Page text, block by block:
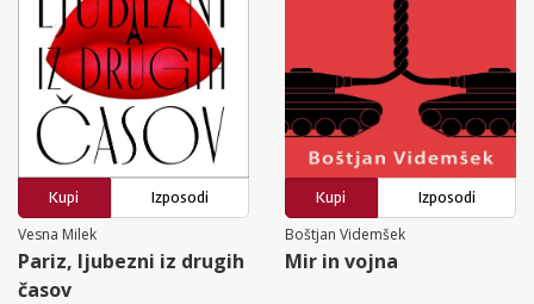
Kupi
Izposodi
Vesna Milek
Pariz, ljubezni iz drugih
časov
Kupi
Izposodi
Boštjan Videmšek
Mir in vojna